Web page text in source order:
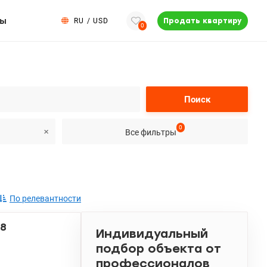
RU / USD
0
Продать квартиру
Поиск
Все фильтры
0
По релевантности
Индивидуальный
подбор объекта от
профессионалов